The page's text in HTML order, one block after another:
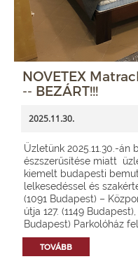
NOVETEX
-- BEZÁRT!!!
2025.11.30.
Üzletünk 2025.11.30.-
észszerűsítése miatt
kiemelt budapesti
lelkesedéssel és
(1091 Budapest) –
útja 127. (1149
Budapest) Parkolóház
TOVÁBB